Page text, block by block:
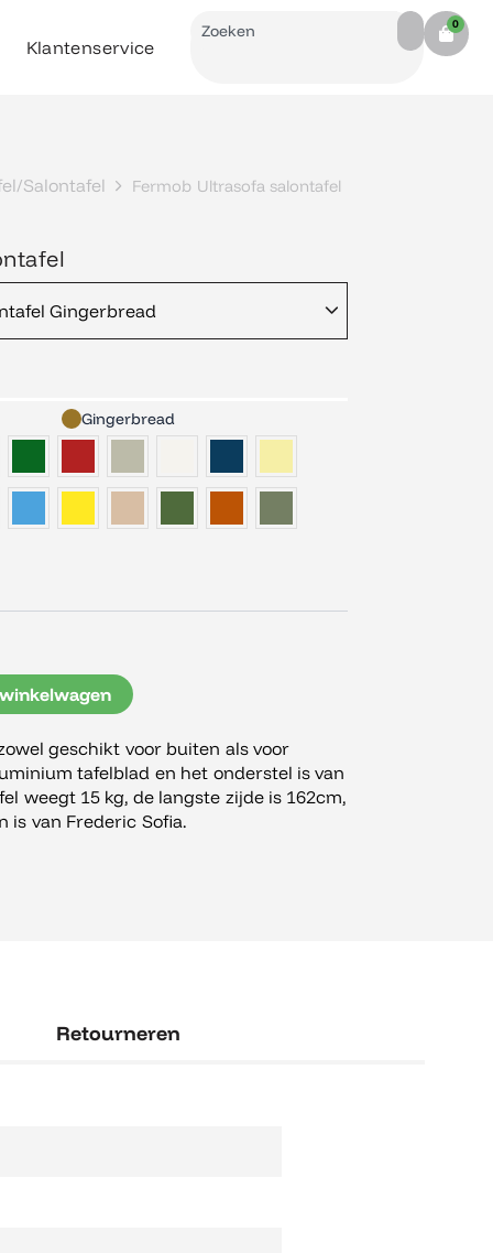
Klantenservice
Search 0
Cart
Salontafel Fermob Ultrasofa salontafel
Gingerbread
Gingerbread
geschikt voor buiten als voor
tafelblad en het onderstel is van
weegt 15 kg, de langste zijde is 162cm,
is van Frederic Sofia.
Retourneren